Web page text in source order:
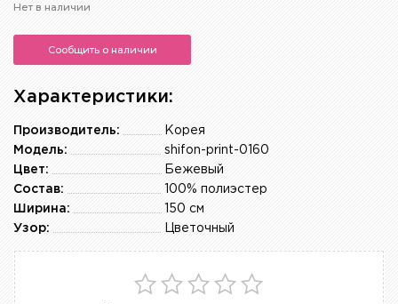
Нет в наличии
Сообщить о наличии
Характеристики:
Корея
Производитель:
shifon-print-0160
Модель:
Бежевый
Цвет:
100% полиэстер
Состав:
150 см
Ширина:
Цветочный
Узор: